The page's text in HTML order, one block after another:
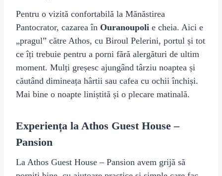
Pentru o vizită confortabilă la Mănăstirea
Pantocrator, cazarea în Ouranoupoli e cheia. Aici e
„pragul” către Athos, cu Biroul Pelerini, portul și tot
ce îți trebuie pentru a porni fără alergături de ultim
moment. Mulți greșesc ajungând târziu noaptea și
căutând dimineața hârtii sau cafea cu ochii închiși.
Mai bine o noapte liniștită și o plecare matinală.
Experiența la Athos Guest House –
Pansion
La Athos Guest House – Pansion avem grijă să